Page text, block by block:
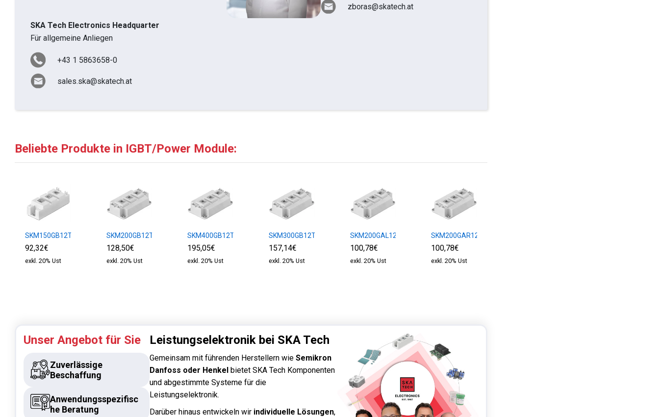
zboras@skatech.at
SKA Tech Electronics Headquarter
Für allgemeine Anliegen
+43 1 5863658-0
sales.ska@skatech.at
Beliebte Produkte in IGBT/Power Module:
SKM150GB12T4
92,32€
exkl. 20% Ust
SKM200GB12T4
128,50€
exkl. 20% Ust
SKM400GB12T4
195,05€
exkl. 20% Ust
SKM300GB12T4
157,14€
exkl. 20% Ust
SKM200GAL12E4
100,78€
exkl. 20% Ust
SKM200GAR12E4
100,78€
exkl. 20% Ust
Unser Angebot für Sie
Zuverlässige
Beschaffung
Anwendungsspezifisc
he Beratung
Leistungselektronik bei SKA Tech
Gemeinsam mit führenden Herstellern wieSemikron
Danfoss oder Henkel bietet SKA Tech Komponenten
und abgestimmte Systeme für die
Leistungselektronik.
Darüber hinaus entwickeln wir individuelle Lösungen,